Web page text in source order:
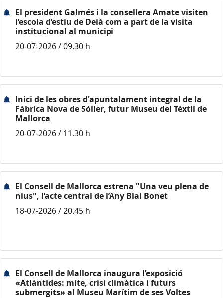
El president Galmés i la consellera Amate visiten
l’escola d’estiu de Deià com a part de la visita
institucional al municipi
20-07-2026 / 09.30 h
Inici de les obres d'apuntalament integral de la
Fàbrica Nova de Sóller, futur Museu del Tèxtil de
Mallorca
20-07-2026 / 11.30 h
El Consell de Mallorca estrena "Una veu plena de
nius", l’acte central de l’Any Blai Bonet
18-07-2026 / 20.45 h
El Consell de Mallorca inaugura l’exposició
«Atlàntides: mite, crisi climàtica i futurs
submergits» al Museu Marítim de ses Voltes